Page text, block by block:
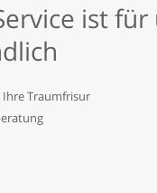
ist für
Traumfrisur